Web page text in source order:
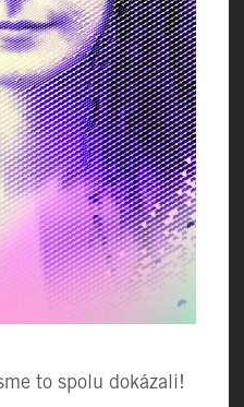
to spolu dokázali!